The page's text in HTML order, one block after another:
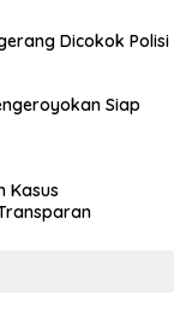
Dicokok Polisi
Siap
Kasus